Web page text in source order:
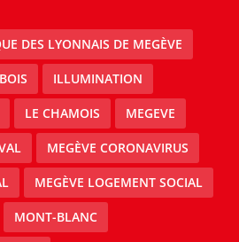
DES LYONNAIS DE MEGÈVE
ILLUMINATION
LE CHAMOIS MEGEVE
MEGÈVE CORONAVIRUS
MEGÈVE LOGEMENT SOCIAL
MONT-BLANC